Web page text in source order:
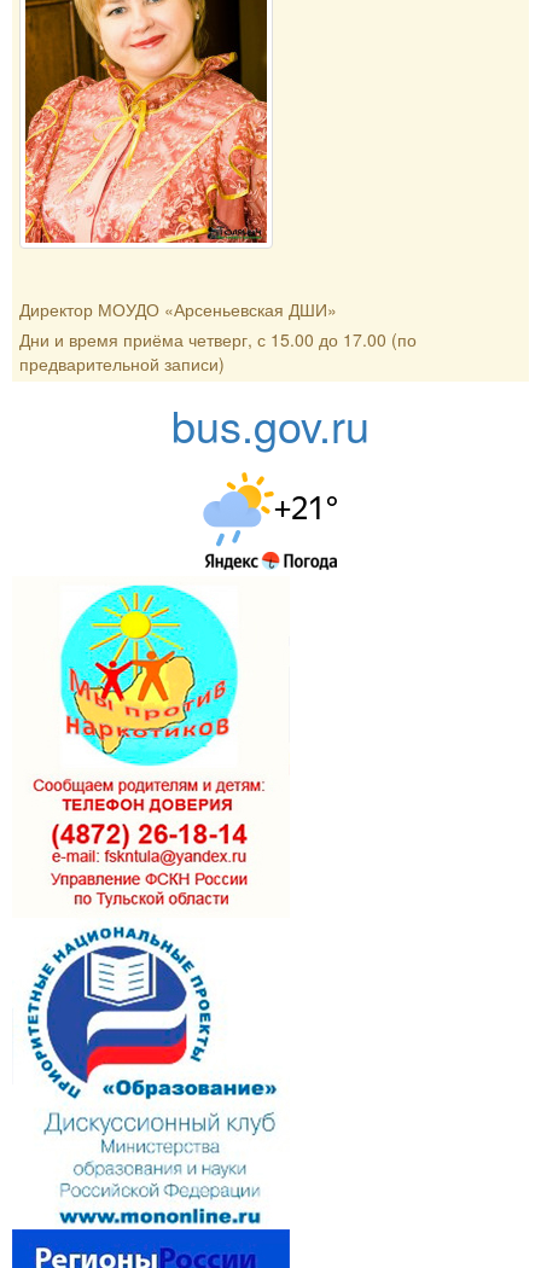
Директор МОУДО «Арсеньевская ДШИ»
Дни и время приёма четверг, с 15.00 до 17.00 (по
предварительной записи)
bus.gov.ru